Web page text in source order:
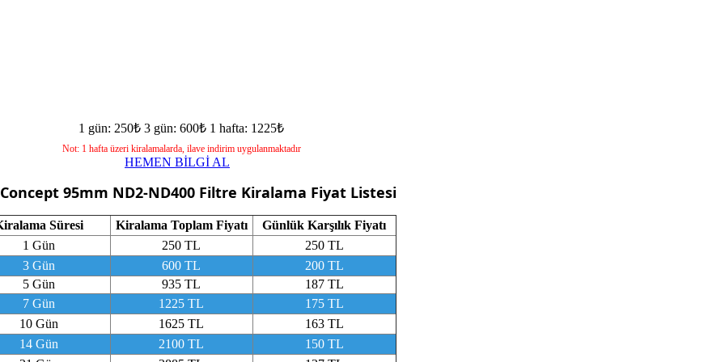
1 gün: 250₺ 3 gün: 600₺ 1 hafta: 1225₺
Not: 1 hafta üzeri kiralamalarda, ilave indirim uygulanmaktadır
HEMEN BİLGİ AL
95mm ND2-ND400 Filtre Kiralama Fiyat Listesi
Süresi Kiralama Toplam Fiyatı
Günlük Karşılık Fiyatı
1 Gün
250 TL
250 TL
3 Gün
600 TL
200 TL
5 Gün
935 TL
187 TL
7 Gün
1225 TL
175 TL
10 Gün
1625 TL
163 TL
14 Gün
2100 TL
150 TL